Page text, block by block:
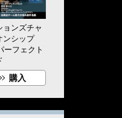
ョンズチャ
ンシップ
ーフェクト
購入